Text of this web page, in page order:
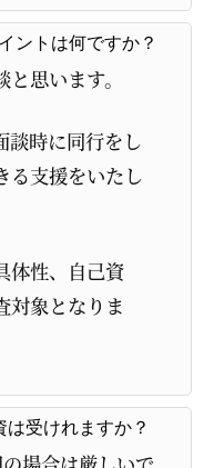
ントは何ですか？
思います。
談時に同行をし
る支援をいたし
体性、自己資
対象となりま
受けれますか？